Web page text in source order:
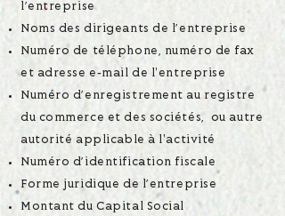
l’entreprise
Noms des dirigeants de l’entreprise
Numéro de téléphone, numéro de fax
et adresse e-mail de l'entreprise
Numéro d’enregistrement au registre
du commerce et des sociétés, ou autre
autorité applicable à l'activité
Numéro d’identification fiscale
Forme juridique de l’entreprise
Montant du Capital Social